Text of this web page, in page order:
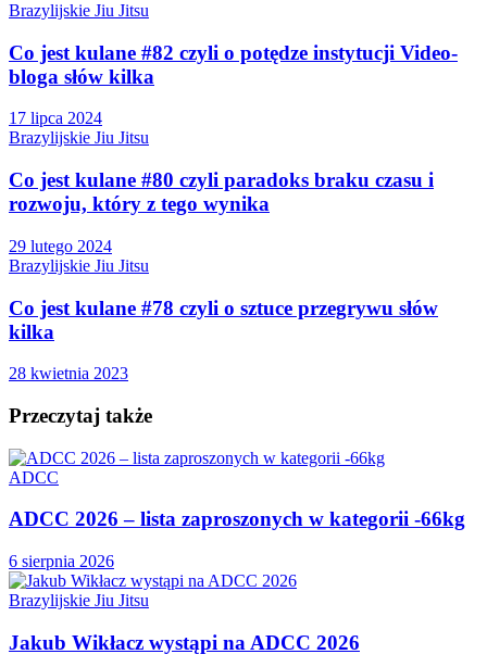
Brazylijskie Jiu Jitsu
Co jest kulane #82 czyli o potędze instytucji Video-
bloga słów kilka
17 lipca 2024
Brazylijskie Jiu Jitsu
Co jest kulane #80 czyli paradoks braku czasu i
rozwoju, który z tego wynika
29 lutego 2024
Brazylijskie Jiu Jitsu
Co jest kulane #78 czyli o sztuce przegrywu słów
kilka
28 kwietnia 2023
Przeczytaj także
ADCC
ADCC 2026 – lista zaproszonych w kategorii -66kg
6 sierpnia 2026
Brazylijskie Jiu Jitsu
Jakub Wikłacz wystąpi na ADCC 2026